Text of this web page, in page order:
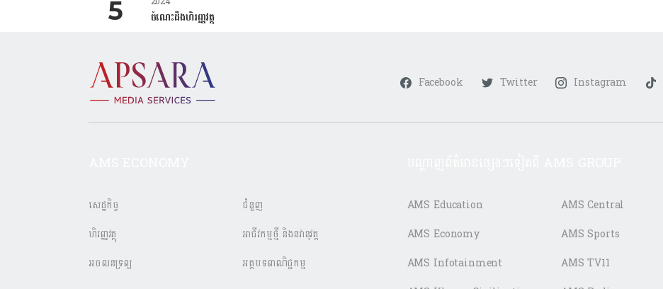
ចំណេះដឹងហិរញ្ញវត្ថុ
Facebook Twitter Instagram
សេដ្ឋកិច្ច
ហិរញ្ញវត្ថុ
អចលនទ្រព្យ
ជំនួញ
អាជីវកម្មថ្មី និងនវានុវត្ត
អត្ថបទពាណិជ្ជកម្ម
AMS Education
AMS Economy
AMS Infotainment
AMS Central
AMS Sports
AMS TV11